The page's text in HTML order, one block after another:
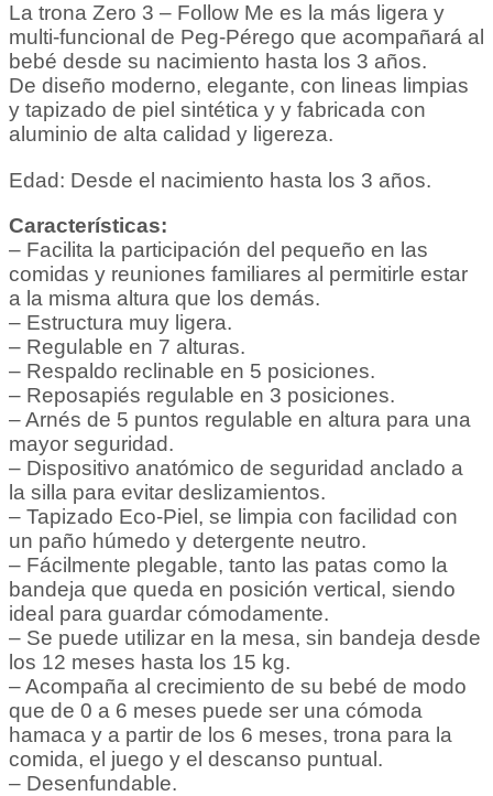
La trona Zero 3 – Follow Me es la más ligera y
multi-funcional de Peg-Pérego que acompañará al
bebé desde su nacimiento hasta los 3 años.
De diseño moderno, elegante, con lineas limpias
y tapizado de piel sintética y y fabricada con
aluminio de alta calidad y ligereza.
Edad: Desde el nacimiento hasta los 3 años.
Características:
– Facilita la participación del pequeño en las
comidas y reuniones familiares al permitirle estar
a la misma altura que los demás.
– Estructura muy ligera.
– Regulable en 7 alturas.
– Respaldo reclinable en 5 posiciones.
– Reposapiés regulable en 3 posiciones.
– Arnés de 5 puntos regulable en altura para una
mayor seguridad.
– Dispositivo anatómico de seguridad anclado a
la silla para evitar deslizamientos.
– Tapizado Eco-Piel, se limpia con facilidad con
un paño húmedo y detergente neutro.
– Fácilmente plegable, tanto las patas como la
bandeja que queda en posición vertical, siendo
ideal para guardar cómodamente.
– Se puede utilizar en la mesa, sin bandeja desde
los 12 meses hasta los 15 kg.
– Acompaña al crecimiento de su bebé de modo
que de 0 a 6 meses puede ser una cómoda
hamaca y a partir de los 6 meses, trona para la
comida, el juego y el descanso puntual.
– Desenfundable.